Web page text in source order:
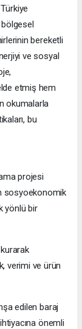
bereketli
ve sosyal
etmiş hem
okumalarla
bu
projesi
sosyoekonomik
yönlü bir
verimi ve ürün
edilen baraj
önemli